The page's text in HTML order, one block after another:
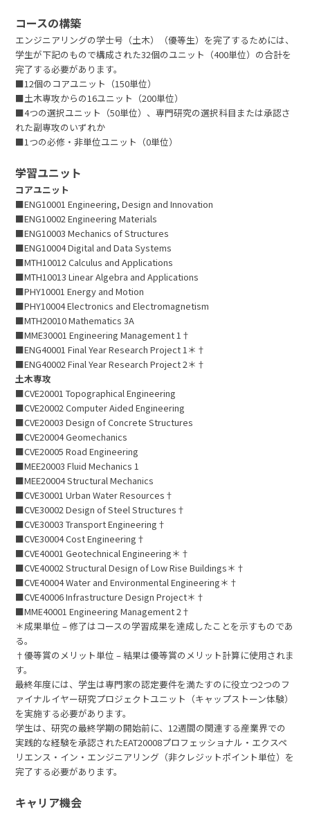
コースの構築
エンジニアリングの学士号（土木）（優等生）を完了するためには、
学生が下記のもので構成された32個のユニット（400単位）の合計を
完了する必要があります。
■12個のコアユニット（150単位）
■土木専攻からの16ユニット（200単位）
■4つの選択ユニット（50単位）、専門研究の選択科目または承認さ
れた副専攻のいずれか
■1つの必修・非単位ユニット（0単位）
学習ユニット
コアユニット
■ENG10001 Engineering, Design and Innovation
■ENG10002 Engineering Materials
■ENG10003 Mechanics of Structures
■ENG10004 Digital and Data Systems
■MTH10012 Calculus and Applications
■MTH10013 Linear Algebra and Applications
■PHY10001 Energy and Motion
■PHY10004 Electronics and Electromagnetism
■MTH20010 Mathematics 3A
■MME30001 Engineering Management 1†
■ENG40001 Final Year Research Project 1＊†
■ENG40002 Final Year Research Project 2＊†
土木専攻
■CVE20001 Topographical Engineering
■CVE20002 Computer Aided Engineering
■CVE20003 Design of Concrete Structures
■CVE20004 Geomechanics
■CVE20005 Road Engineering
■MEE20003 Fluid Mechanics 1
■MEE20004 Structural Mechanics
■CVE30001 Urban Water Resources†
■CVE30002 Design of Steel Structures†
■CVE30003 Transport Engineering†
■CVE30004 Cost Engineering†
■CVE40001 Geotechnical Engineering＊†
■CVE40002 Structural Design of Low Rise Buildings＊†
■CVE40004 Water and Environmental Engineering＊†
■CVE40006 Infrastructure Design Project＊†
■MME40001 Engineering Management 2†
＊成果単位 – 修了はコースの学習成果を達成したことを示すものであ
る。
†優等賞のメリット単位 – 結果は優等賞のメリット計算に使用されま
す。
最終年度には、学生は専門家の認定要件を満たすのに役立つ2つのフ
ァイナルイヤー研究プロジェクトユニット（キャップストーン体験）
を実施する必要があります。
学生は、研究の最終学期の開始前に、12週間の関連する産業界での
実践的な経験を承認されたEAT20008プロフェッショナル・エクスペ
リエンス・イン・エンジニアリング（非クレジットポイント単位）を
完了する必要があります。
キャリア機会